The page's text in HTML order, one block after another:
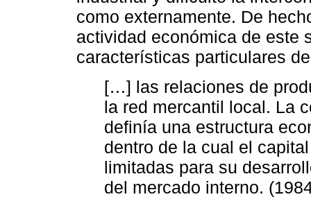
como externamente. De
actividad económica de este
características particulares
[…] las relaciones de
la red mercantil local. La
definía una estructura
dentro de la cual el
limitadas para su
del mercado interno.